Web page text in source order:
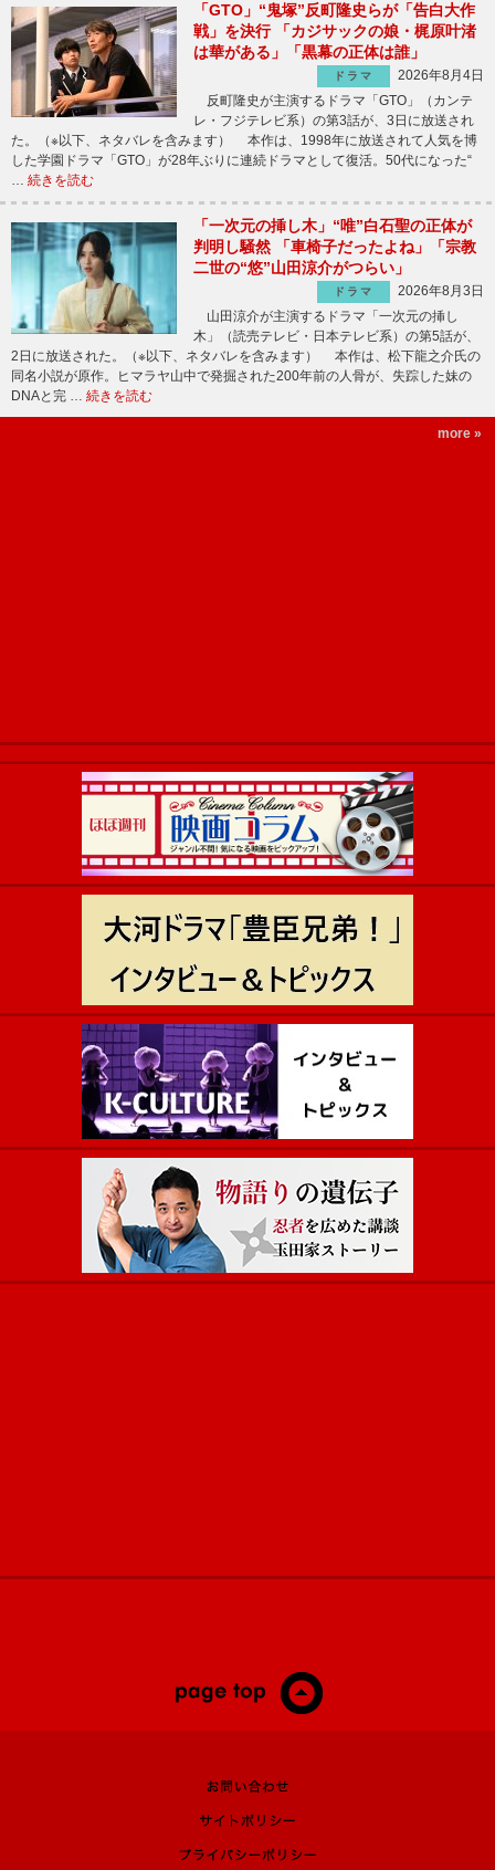
「GTO」“鬼塚”反町隆史らが「告白大作
戦」を決行 「カジサックの娘・梶原叶渚
は華がある」「黒幕の正体は誰」
ドラマ
2026年8月4日
反町隆史が主演するドラマ「GTO」（カンテ
レ・フジテレビ系）の第3話が、3日に放送され
た。（※以下、ネタバレを含みます） 本作は、1998年に放送されて人気を博
した学園ドラマ「GTO」が28年ぶりに連続ドラマとして復活。50代になった“
… 続きを読む
「一次元の挿し木」“唯”白石聖の正体が
判明し騒然 「車椅子だったよね」「宗教
二世の“悠”山田涼介がつらい」
ドラマ
2026年8月3日
山田涼介が主演するドラマ「一次元の挿し
木」（読売テレビ・日本テレビ系）の第5話が、
2日に放送された。（※以下、ネタバレを含みます） 本作は、松下龍之介氏の
同名小説が原作。ヒマラヤ山中で発掘された200年前の人骨が、失踪した妹の
DNAと完 … 続きを読む
more »